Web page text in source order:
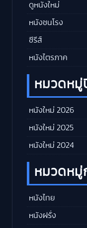
ดูหนังใหม่
หนังชนโรง
ซีรีส์
หนังไตรภาค
หมวดหมู่
หนังใหม่ 2026
หนังใหม่ 2025
หนังใหม่ 2024
หมวดหมู่
หนังไทย
หนังฝรั่ง